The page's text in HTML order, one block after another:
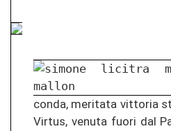
con­da, me­ri­ta­ta vit­to­ria
Vir­tus, ve­nu­ta fuori dal